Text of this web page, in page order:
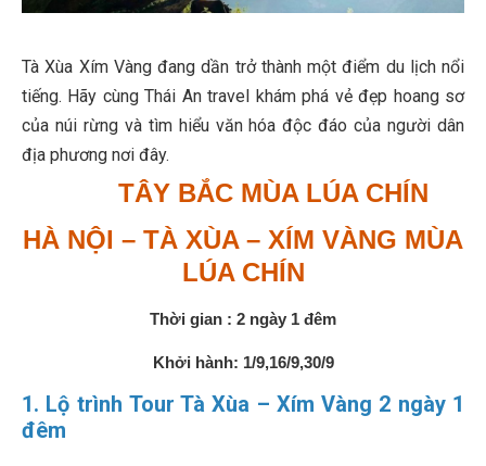
Tà Xùa Xím Vàng đang dần trở thành một điểm du lịch nổi
tiếng. Hãy cùng Thái An travel khám phá vẻ đẹp hoang sơ
của núi rừng và tìm hiểu văn hóa độc đáo của người dân
địa phương nơi đây.
TÂY BẮC MÙA LÚA CHÍN
HÀ NỘI – TÀ XÙA – XÍM VÀNG MÙA
LÚA CHÍN
Thời gian : 2 ngày 1 đêm
Khởi hành: 1/9,16/9,30/9
1. Lộ trình Tour Tà Xùa – Xím Vàng 2 ngày 1
đêm